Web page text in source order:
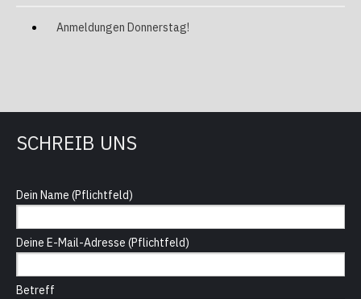
Anmeldungen Donnerstag!
SCHREIB UNS
Dein Name (Pflichtfeld)
Deine E-Mail-Adresse (Pflichtfeld)
Betreff